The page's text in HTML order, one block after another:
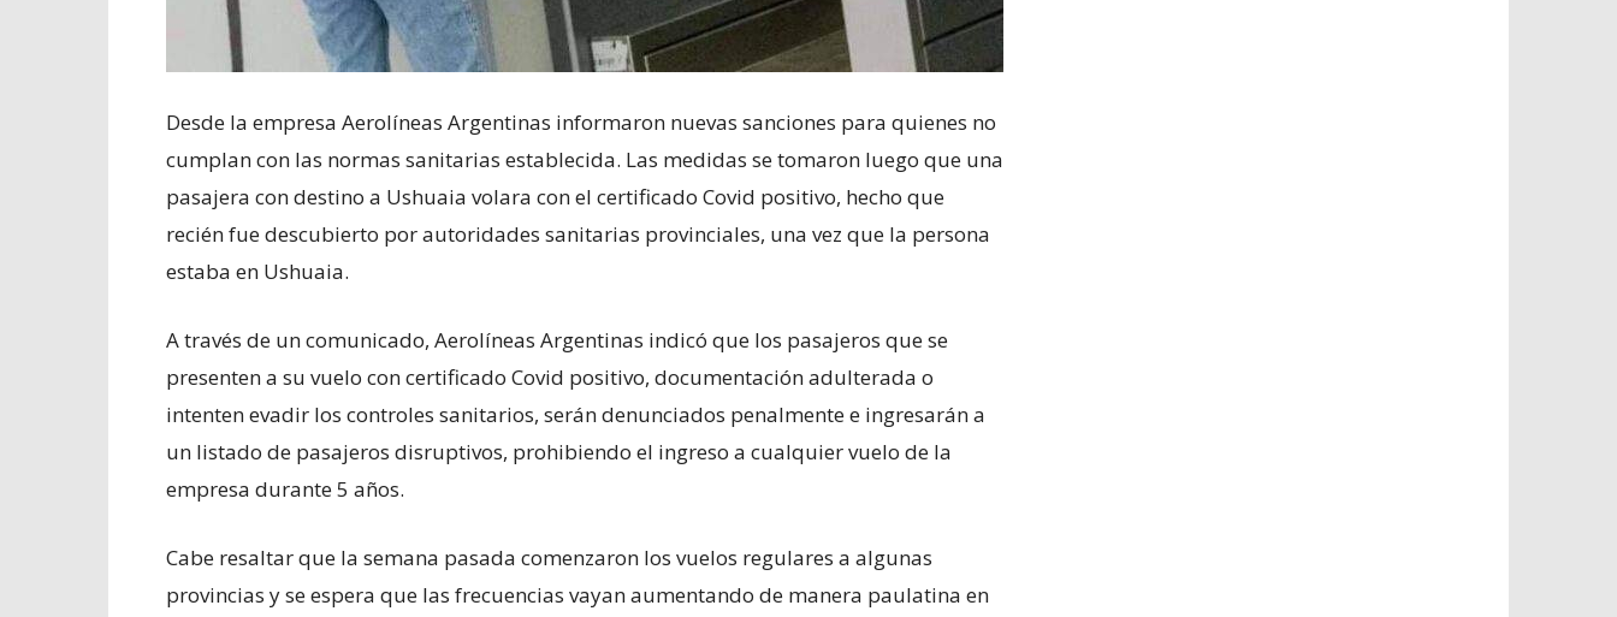
Desde la empresa Aerolíneas Argentinas informaron nuevas sanciones para quienes no
cumplan con las normas sanitarias establecida. Las medidas se tomaron luego que una
pasajera con destino a Ushuaia volara con el certificado Covid positivo, hecho que
recién fue descubierto por autoridades sanitarias provinciales, una vez que la persona
estaba en Ushuaia.
A través de un comunicado, Aerolíneas Argentinas indicó que los pasajeros que se
presenten a su vuelo con certificado Covid positivo, documentación adulterada o
intenten evadir los controles sanitarios, serán denunciados penalmente e ingresarán a
un listado de pasajeros disruptivos, prohibiendo el ingreso a cualquier vuelo de la
empresa durante 5 años.
Cabe resaltar que la semana pasada comenzaron los vuelos regulares a algunas
provincias y se espera que las frecuencias vayan aumentando de manera paulatina en